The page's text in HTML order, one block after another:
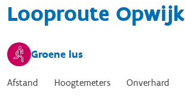
Looproute Opwijk
Groene lus
Afstand Hoogtemeters Onverhard